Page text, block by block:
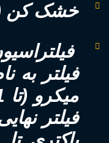
خشک کن
فیلتر